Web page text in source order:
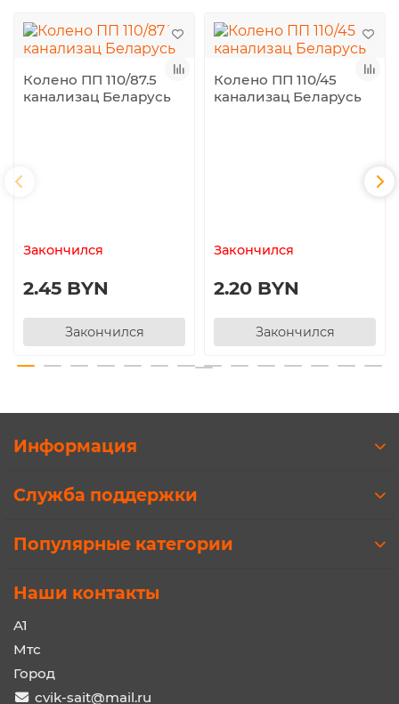
Колено ПП 110/87.5
канализац Беларусь
Закончился
2.45 BYN
Закончился
Колено ПП 110/45
канализац Беларусь
Закончился
2.20 BYN
Закончился
Информация
Служба поддержки
Популярные категории
Наши контакты
A1
Мтс
Город
cvik-sait@mail.ru